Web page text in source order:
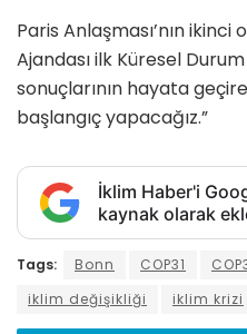
Paris Anlaşması’nın ikinci
Ajandası ilk Küresel
sonuçlarının hayata
başlangıç yapacağız.”
İklim Haber'i
kaynak olarak
Tags: Bonn COP31
iklim değişikliği
iklim krizi